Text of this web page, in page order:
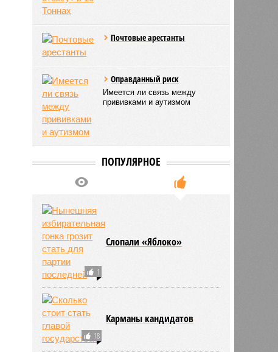
Почтовые арестанты
Оправданный риск
Имеется ли связь между
прививками и аутизмом
ПОПУЛЯРНОЕ
1
Слопали «Яблоко»
18
Карманы кандидатов